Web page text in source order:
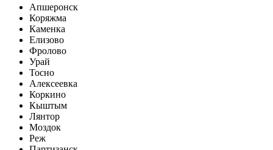
Апшеронск
Коряжма
Каменка
Елизово
Фролово
Урай
Тосно
Алексеевка
Коркино
Кыштым
Лянтор
Моздок
Реж